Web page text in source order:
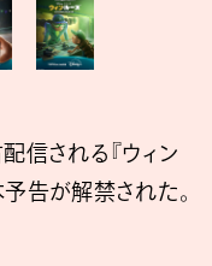
信される『ウィン
告が解禁された。